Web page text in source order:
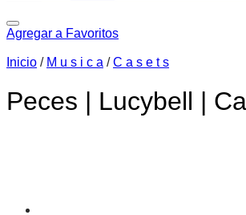
Agregar a Favoritos
Inicio / M u s i c a / C a s e t s
Peces | Lucybell |